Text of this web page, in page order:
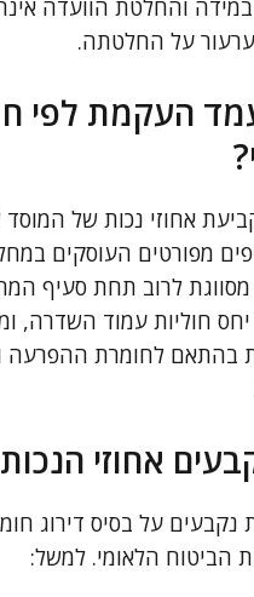
והחלטת הוועדה
על החלטתה.
העקמת לפי
אחוזי נכות של המוסד
מפורטים העוסקים
לרוב תחת סעיף
חוליות עמוד השדרה,
בהתאם לחומרת ההפרעה
אחוזי
נקבעים על בסיס דירוג
הביטוח הלאומי. למשל: